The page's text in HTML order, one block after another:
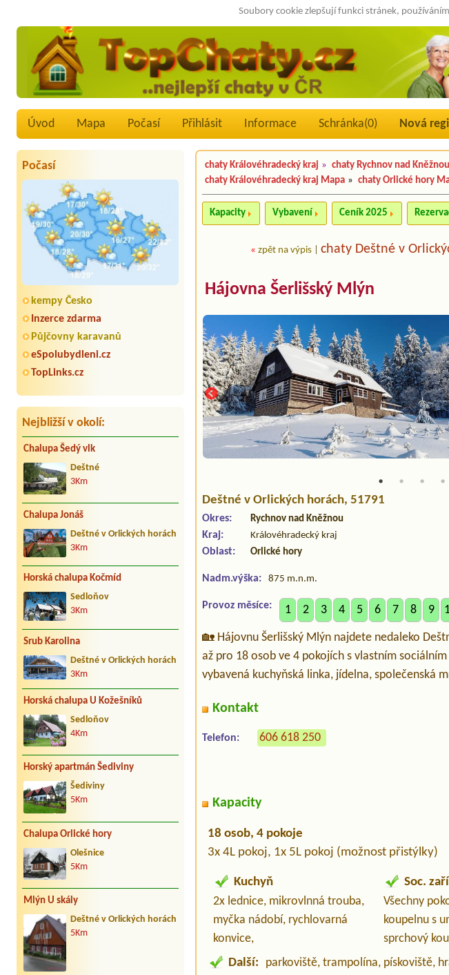
Soubory cookie zlepšují funkci stránek,
Úvod Mapa Počasí Přihlásit Informace Schránka(0) Nová
Počasí
kempy Česko
Inzerce zdarma
Půjčovny karavanů
eSpolubydleni.cz
TopLinks.cz
Nejbližší v okolí:
Chalupa Šedý vlk
Deštné
3Km
Chalupa Jonáš
Deštné v Orlických horách
3Km
Horská chalupa Kočmíd
Sedloňov
3Km
Srub Karolina
Deštné v Orlických horách
3Km
Horská chalupa U Kožešníků
Sedloňov
4Km
Horský apartmán Šediviny
Šediviny
5Km
Chalupa Orlické hory
Olešnice
5Km
Mlýn U skály
Deštné v Orlických horách
5Km
chaty Královéhradecký kraj » chaty Rychnov nad Kněžnou
chaty Královéhradecký kraj Mapa » chaty Orlické hory
Kapacity Vybavení Ceník 2025
«zpět na výpis |chaty Deštné v
Hájovna Šerlišský Mlýn
Deštné v Orlických horách, 51791
Okres: Rychnov nad Kněžnou
Kraj: Královéhradecký kraj
Oblast: Orlické hory
Nadm.výška: 875 m.n.m.
Provoz měsíce: 1 2 3 4 5 6 7 8 9
🏡 Hájovnu Šerlišský Mlýn najdete nedaleko
až pro 18 osob ve 4 pokojích s vlastním
vybavená kuchyňská linka, jídelna, společenská
Kontakt
Telefon: 606 618 250
Kapacity
18 osob, 4 pokoje
3x 4L pokoj, 1x 5L pokoj (možnost přistýlky)
Kuchyň
2x lednice, mikrovlnná trouba,
myčka nádobí, rychlovarná
konvice,
Soc.
Všechny
koupelnu s
sprchový
Další:
parkoviště, trampolína, pískoviště,